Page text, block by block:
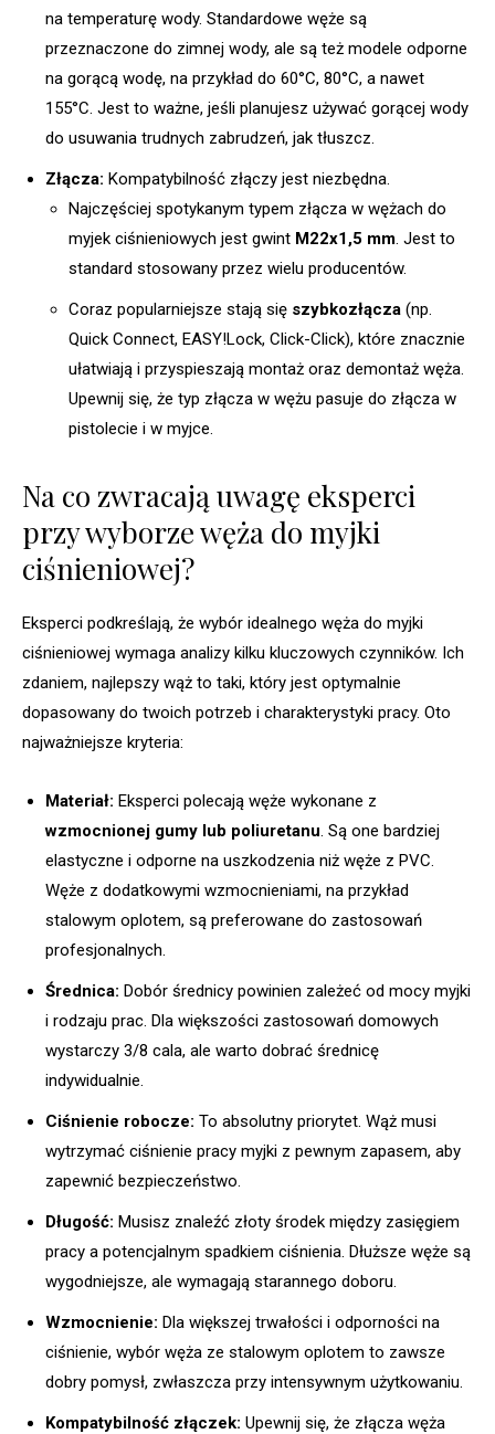
na temperaturę wody. Standardowe węże są
przeznaczone do zimnej wody, ale są też modele odporne
na gorącą wodę, na przykład do 60°C, 80°C, a nawet
155°C. Jest to ważne, jeśli planujesz używać gorącej wody
do usuwania trudnych zabrudzeń, jak tłuszcz.
Złącza: Kompatybilność złączy jest niezbędna.
Najczęściej spotykanym typem złącza w wężach do
myjek ciśnieniowych jest gwint M22x1,5 mm . Jest to
standard stosowany przez wielu producentów.
Coraz popularniejsze stają się szybkozłącza (np.
Quick Connect, EASY!Lock, Click-Click), które znacznie
ułatwiają i przyspieszają montaż oraz demontaż węża.
Upewnij się, że typ złącza w wężu pasuje do złącza w
pistolecie i w myjce.
Na co zwracają uwagę eksperci
przy wyborze węża do myjki
ciśnieniowej?
Eksperci podkreślają, że wybór idealnego węża do myjki
ciśnieniowej wymaga analizy kilku kluczowych czynników. Ich
zdaniem, najlepszy wąż to taki, który jest optymalnie
dopasowany do twoich potrzeb i charakterystyki pracy. Oto
najważniejsze kryteria:
Materiał: Eksperci polecają węże wykonane z
wzmocnionej gumy lub poliuretanu . Są one bardziej
elastyczne i odporne na uszkodzenia niż węże z PVC.
Węże z dodatkowymi wzmocnieniami, na przykład
stalowym oplotem, są preferowane do zastosowań
profesjonalnych.
Średnica: Dobór średnicy powinien zależeć od mocy myjki
i rodzaju prac. Dla większości zastosowań domowych
wystarczy 3/8 cala, ale warto dobrać średnicę
indywidualnie.
Ciśnienie robocze: To absolutny priorytet. Wąż musi
wytrzymać ciśnienie pracy myjki z pewnym zapasem, aby
zapewnić bezpieczeństwo.
Długość: Musisz znaleźć złoty środek między zasięgiem
pracy a potencjalnym spadkiem ciśnienia. Dłuższe węże są
wygodniejsze, ale wymagają starannego doboru.
Wzmocnienie: Dla większej trwałości i odporności na
ciśnienie, wybór węża ze stalowym oplotem to zawsze
dobry pomysł, zwłaszcza przy intensywnym użytkowaniu.
Kompatybilność złączek: Upewnij się, że złącza węża